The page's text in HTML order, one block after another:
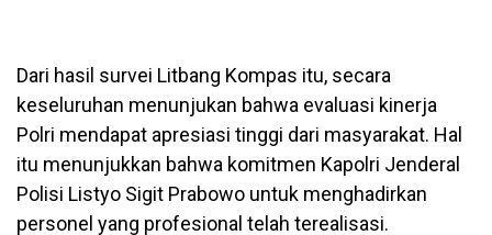
Dari hasil survei Litbang Kompas itu, secara
keseluruhan menunjukan bahwa evaluasi kinerja
Polri mendapat apresiasi tinggi dari masyarakat. Hal
itu menunjukkan bahwa komitmen Kapolri Jenderal
Polisi Listyo Sigit Prabowo untuk menghadirkan
personel yang profesional telah terealisasi.